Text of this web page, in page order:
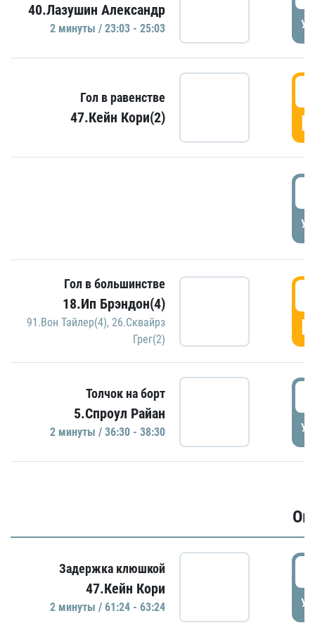
40.Лазушин Александр
2 минуты / 23:03 - 25:03
Гол в равенстве
47.Кейн Кори(2)
Гол в большинстве
18.Ип Брэндон(4)
91.Вон Тайлер(4), 26.Сквайрз
Грег(2)
Толчок на борт
5.Спроул Райан
2 минуты / 36:30 - 38:30
Задержка клюшкой
47.Кейн Кори
2 минуты / 61:24 - 63:24